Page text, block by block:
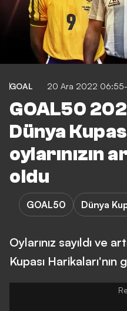
GOAL 20 Ara 2022
GOAL50
Dünya
oylarınızın
oldu
GOAL50 Dünya
Oylarınız sayıldı ve
Kupası